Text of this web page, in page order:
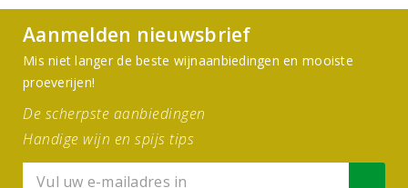
Aanmelden nieuwsbrief
Mis niet langer de beste wijnaanbiedingen en mooiste
proeverijen!
De scherpste aanbiedingen
Handige wijn en spijs tips